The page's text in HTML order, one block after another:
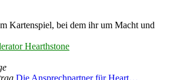
Kartenspiel, bei dem ihr um Macht und
Hearthstone
Die Ansprechpartner für Heart…